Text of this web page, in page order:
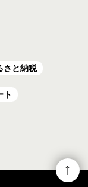
さと納税
ト